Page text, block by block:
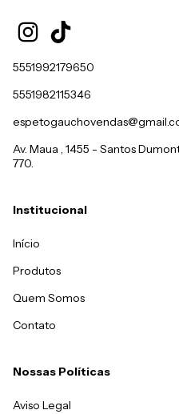
5551992179650
5551982115346
Av. Maua , 1455 - Santos
770.
Institucional
Início
Produtos
Quem Somos
Contato
Nossas Políticas
Aviso Legal